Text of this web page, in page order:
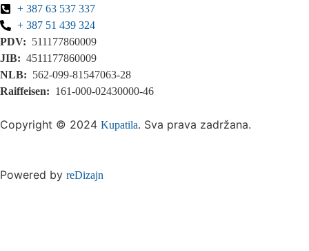
+ 387 63 537 337
+ 387 51 439 324
PDV: 511177860009
JIB: 4511177860009
NLB: 562-099-81547063-28
Raiffeisen: 161-000-02430000-46
Copyright © 2024 Kupatila. Sva prava zadržana.
Powered by reDizajn